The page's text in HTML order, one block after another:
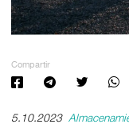
Compartir
5.10.2023